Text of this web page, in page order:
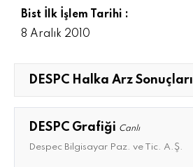
Bist İlk İşlem Tarihi :
8 Aralık 2010
DESPC Halka Arz Sonuçları
DESPC Grafiği Canlı
Despec Bilgisayar Paz. ve Tic. A.Ş.